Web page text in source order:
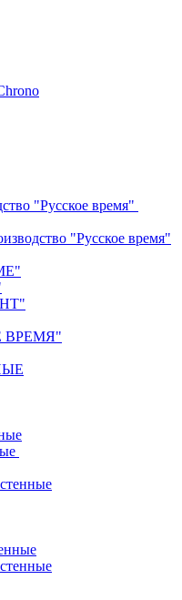
"Русское время"
"Русское время"
ВРЕМЯ"